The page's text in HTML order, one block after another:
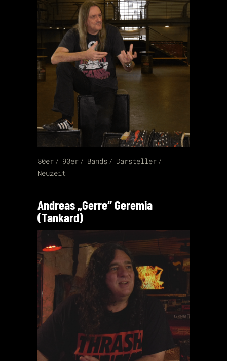
80er 90er Bands
Darsteller
Neuzeit
Andreas „Gerre“ Geremia
(Tankard)